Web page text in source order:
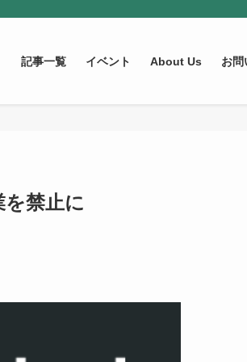
記事一覧 イベント About Us お問
を禁止に